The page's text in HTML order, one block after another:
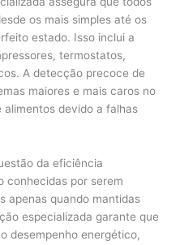
os mais simples até os
estado. Isso inclui a
termostatos,
A detecção precoce de
maiores e mais caros no
devido a falhas
da eficiência
conhecidas por serem
apenas quando mantidas
especializada garante que
desempenho energético,